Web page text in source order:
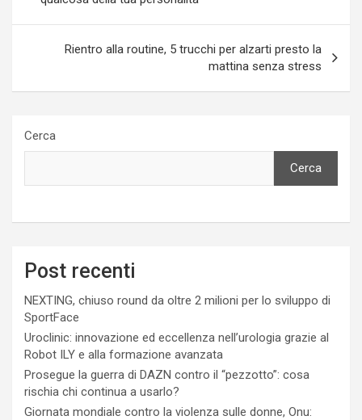
Rientro alla routine, 5 trucchi per alzarti presto la
mattina senza stress
Cerca
Cerca
Post recenti
NEXTING, chiuso round da oltre 2 milioni per lo sviluppo di
SportFace
Uroclinic: innovazione ed eccellenza nell’urologia grazie al
Robot ILY e alla formazione avanzata
Prosegue la guerra di DAZN contro il “pezzotto”: cosa
rischia chi continua a usarlo?
Giornata mondiale contro la violenza sulle donne, Onu: